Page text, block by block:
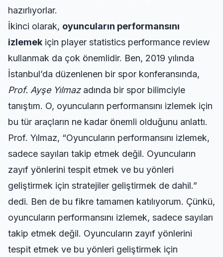
hazırlıyorlar.
İkinci olarak, oyuncuların performansını
izlemek için player statistics performance review
kullanmak da çok önemlidir. Ben, 2019 yılında
İstanbul’da düzenlenen bir spor konferansında,
Prof. Ayşe Yılmazadında bir spor bilimciyle
tanıştım. O, oyuncuların performansını izlemek için
bu tür araçların ne kadar önemli olduğunu anlattı.
Prof. Yılmaz,
Oyuncuların performansını izlemek,
sadece sayıları takip etmek değil. Oyuncuların
zayıf yönlerini tespit etmek ve bu yönleri
geliştirmek için stratejiler geliştirmek de dahil.
dedi. Ben de bu fikre tamamen katılıyorum. Çünkü,
oyuncuların performansını izlemek, sadece sayıları
takip etmek değil. Oyuncuların zayıf yönlerini
tespit etmek ve bu yönleri geliştirmek için